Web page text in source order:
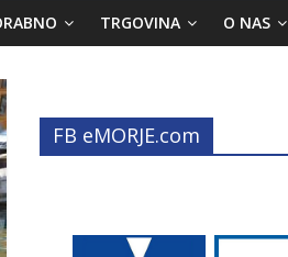
TRGOVINA O NAS
FB eMORJE.com